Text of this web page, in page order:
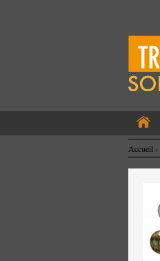
Accueil ›